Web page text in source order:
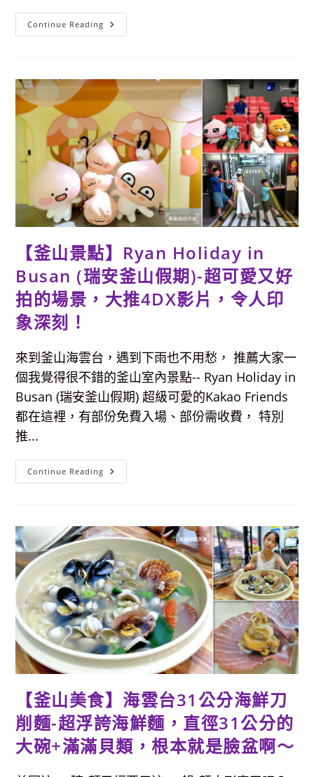
有
不
定
真
的
很
好
～
Continue Reading 【釜
山
台
灘/
海
台
海
水
浴
場
(해
운
대
해
수
욕
玩
水、
看
海
鷗，
近
冬
(注
意
事
項
分
享)
【釜山景點】Ryan Holiday in
Busan (瑞安釜山假期)-超可愛又好
拍的場景，大推4DX影片，令人印
象深刻！
來到釜山海雲台，遇到下雨也不用愁， 推薦大家一
個我覺得很不錯的釜山室內景點-- Ryan Holiday in
Busan (瑞安釜山假期) 超級可愛的Kakao Friends
都在這裡，有部份免費入場、部份需收費， 特別
推...
Continue Reading 【釜
山
In
Busan
(瑞
安
釜
山
假
期)-
超
可
愛
又
好
拍
的
大
推
4DX
影
片，
令
人
【釜山美食】海雲台31公分海鮮刀
削麵-超浮誇海鮮麵，直徑31公分的
大碗+滿滿貝類，根本就是臉盆啊～